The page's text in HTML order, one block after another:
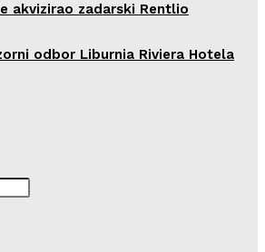
akvizirao zadarski Rentlio
odbor Liburnia Riviera Hotela